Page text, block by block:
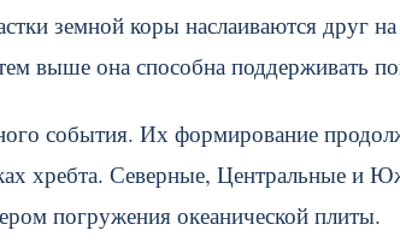
земной коры наслаиваются друг
выше она способна поддерживать
события. Их формирование
хребта. Северные, Центральные
погружения океанической плиты.